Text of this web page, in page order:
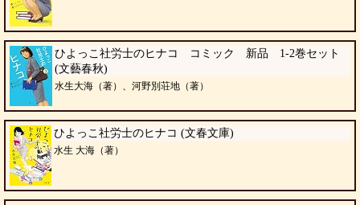
ひよっこ社労士のヒナコ コミック 新品 1-2巻セット
(文藝春秋)
水生大海（著）、河野別荘地（著）
ひよっこ社労士のヒナコ (文春文庫)
水生 大海（著）